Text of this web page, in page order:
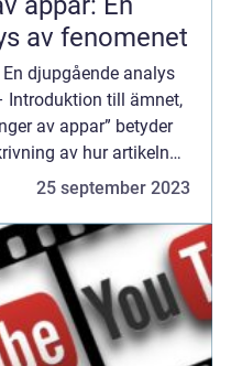
av fenomenet
djupgående analys
Introduktion till ämnet,
av appar” betyder
av hur artikeln
de o...
25 september 2023